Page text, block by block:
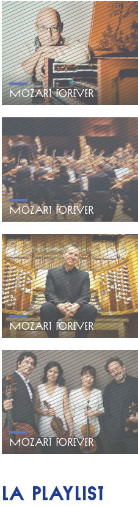
MOZART FOREVER
MOZART FOREVER
MOZART FOREVER
MOZART FOREVER
LA PLAYLIST